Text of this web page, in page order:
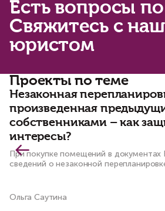
Есть вопросы
Свяжитесь с
юристом
Проекты по теме
Незаконная
произведенная
собственниками – как
интересы?
При покупке помещений в
сведений о незаконной
Ольга Саутина